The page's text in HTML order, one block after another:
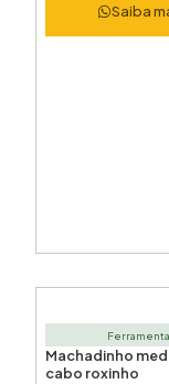
Saiba
Machadinho
cabo roxinho